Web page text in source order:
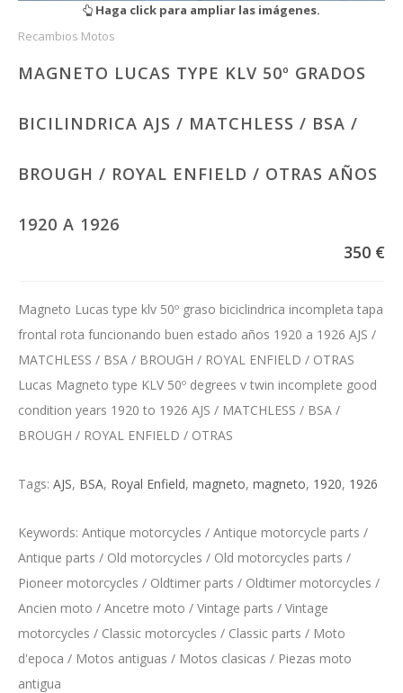
Haga click para ampliar las imágenes.
Recambios Motos
MAGNETO LUCAS TYPE KLV 50º GRADOS
BICILINDRICA AJS / MATCHLESS / BSA /
BROUGH / ROYAL ENFIELD / OTRAS AÑOS
1920 A 1926
350 €
Magneto Lucas type klv 50º graso biciclindrica incompleta tapa
frontal rota funcionando buen estado años 1920 a 1926 AJS /
MATCHLESS / BSA / BROUGH / ROYAL ENFIELD / OTRAS
Lucas Magneto type KLV 50º degrees v twin incomplete good
condition years 1920 to 1926 AJS / MATCHLESS / BSA /
BROUGH / ROYAL ENFIELD / OTRAS
Tags: AJS, BSA, Royal Enfield, magneto, magneto, 1920, 1926
Keywords: Antique motorcycles / Antique motorcycle parts /
Antique parts / Old motorcycles / Old motorcycles parts /
Pioneer motorcycles / Oldtimer parts / Oldtimer motorcycles /
Ancien moto / Ancetre moto / Vintage parts / Vintage
motorcycles / Classic motorcycles / Classic parts / Moto
d'epoca / Motos antiguas / Motos clasicas / Piezas moto
antigua